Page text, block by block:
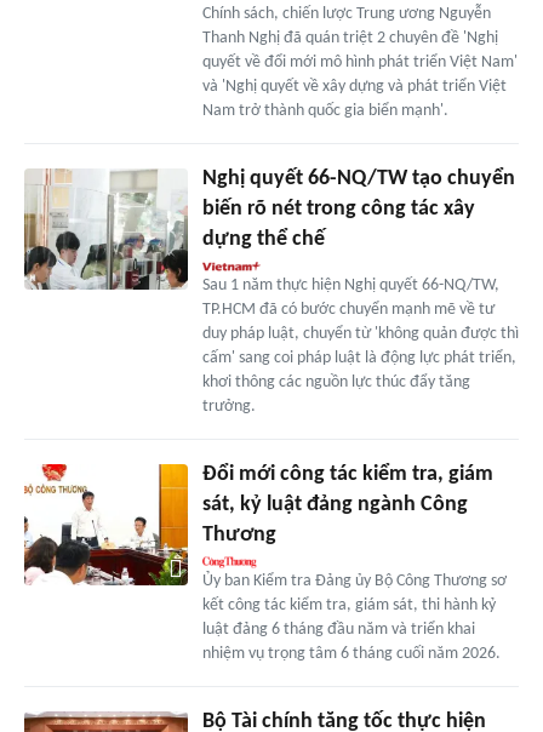
Chính sách, chiến lược Trung ương Nguyễn
Thanh Nghị đã quán triệt 2 chuyên đề 'Nghị
quyết về đổi mới mô hình phát triển Việt Nam'
và 'Nghị quyết về xây dựng và phát triển Việt
Nam trở thành quốc gia biển mạnh'.
Nghị quyết 66-NQ/TW tạo chuyển
biến rõ nét trong công tác xây
dựng thể chế
Sau 1 năm thực hiện Nghị quyết 66-NQ/TW,
TP.HCM đã có bước chuyển mạnh mẽ về tư
duy pháp luật, chuyển từ 'không quản được thì
cấm' sang coi pháp luật là động lực phát triển,
khơi thông các nguồn lực thúc đẩy tăng
trưởng.
Đổi mới công tác kiểm tra, giám
sát, kỷ luật đảng ngành Công
Thương
Ủy ban Kiểm tra Đảng ủy Bộ Công Thương sơ
kết công tác kiểm tra, giám sát, thi hành kỷ
luật đảng 6 tháng đầu năm và triển khai
nhiệm vụ trọng tâm 6 tháng cuối năm 2026.
Bộ Tài chính tăng tốc thực hiện